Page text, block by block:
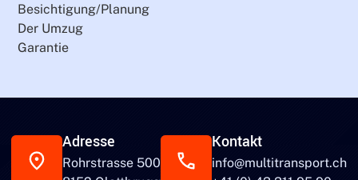
Besichtigung/Planung
Der Umzug
Garantie
Adresse
Rohrstrasse 500
Kontakt
info@multitransport.ch